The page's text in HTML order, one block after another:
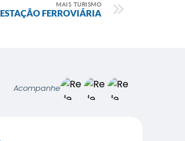
MAIS TURISMO
ESTAÇÃO FERROVIÁRIA
Acompanhe